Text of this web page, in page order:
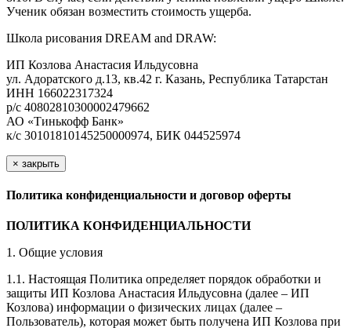
Ученик обязан возместить стоимость ущерба.
Школа рисования DREAM and DRAW:
ИП Козлова Анастасия Ильдусовна
ул. Адоратского д.13, кв.42 г. Казань, Республика Татарстан
ИНН 166022317324
р/с 40802810300002479662
АО «Тинькофф Банк»
к/с 30101810145250000974, БИК 044525974
× закрыть
Политика конфиденциальности и договор оферты
ПОЛИТИКА КОНФИДЕНЦИАЛЬНОСТИ
1. Общие условия
1.1. Настоящая Политика определяет порядок обработки и
защиты ИП Козлова Анастасия Ильдусовна (далее – ИП
Козлова) информации о физических лицах (далее –
Пользователь), которая может быть получена ИП Козлова при